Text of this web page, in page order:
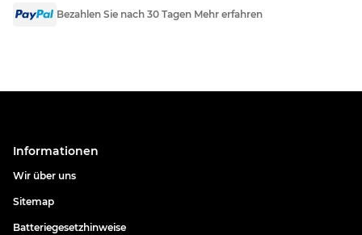
Bezahlen Sie nach 30 Tagen Mehr erfahren
Informationen
Wir über uns
Sitemap
Batteriegesetzhinweise